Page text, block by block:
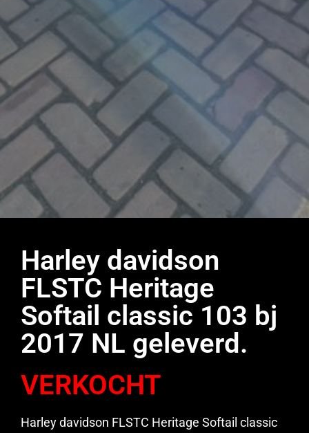
Harley davidson
FLSTC Heritage
Softail classic 103 bj
2017 NL geleverd.
VERKOCHT
Harley davidson FLSTC Heritage Softail classic